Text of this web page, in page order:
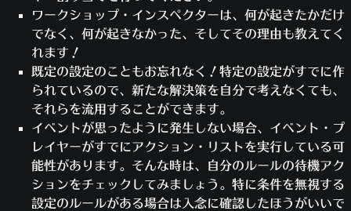
作成したルールの横の [コピー]
をクリックし
ます。
説明を「地上にない場合、燃焼を停止す
る」に変更します。こうすることで、空
中やジャンプ中に火を消すルールである
と分かります。
すでにあるイベントタイプを残します。
次は条件を編集してみましょう。この条
件は、ルールを実行するかどうかを決定
するものです。
アクション： グローバル変数を変更する
変数：
値：
ヒーロー
ヒーロー：プレイアブルにするヒ
ーロー
これにより、先ほど「L」で作成した配列にヒ
ーローが追加されます。最初のアクションが
「グローバル変数を設定」ではなく「グロー
バル変数を変更する」で始まっていた場合、
配列は0からスタートします。すべての変数は
ワークショップ・インスペクターは、何が起きたかだけ
でなく、何が起きなかった、そしてその理由も教えてく
れます！
既定の設定のこともお忘れなく！特定の設定がすでに作
られているので、新たな解決策を自分で考えなくても、
それらを流用することができます。
イベントが思ったように発生しない場合、イベント・プ
レイヤーがすでにアクション・リストを実行している可
能性があります。そんな時は、自分のルールの待機アク
ションをチェックしてみましょう。特に条件を無視する
設定のルールがある場合は入念に確認したほうがいいで